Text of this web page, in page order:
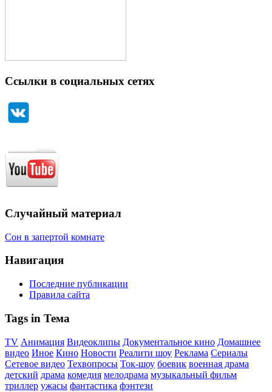
Ссылки в социальных сетях
Случайный материал
Сон в запертой комнате
Навигация
Последние публикации
Правила сайта
Tags in Тема
TV Анимация Видеоклипы Документальное кино Домашнее
видео Иное Кино Новости Реалити шоу Реклама Сериалы
Сетевое видео Техвопросы Ток-шоу боевик военная драма
детский драма комедия мелодрама музыкальный фильм
триллер ужасы фантастика фэнтези